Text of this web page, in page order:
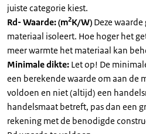
juiste categorie kiest.
Rd- Waarde: (m2K/W) Deze
materiaal isoleert. Hoe hoger het
meer warmte het materiaal kan
Minimale dikte: Let op! De
een berekende waarde om aan de
voldoen en niet (altijd) een
handelsmaat betreft, pas dan een
rekening met de benodigde